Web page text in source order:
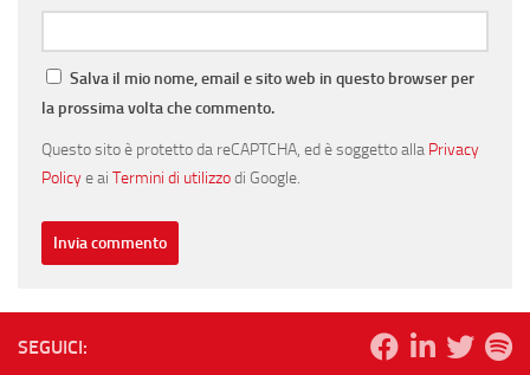
Salva il mio nome, email e sito web in questo browser per
la prossima volta che commento.
Questo sito è protetto da reCAPTCHA, ed è soggetto alla Privacy
Policye ai Termini di utilizzodi Google.
SEGUICI: